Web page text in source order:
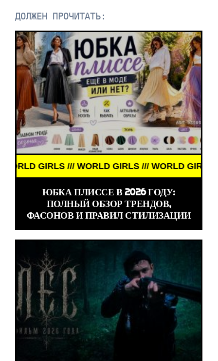
ДОЛЖЕН ПРОЧИТАТЬ:
GIRLS /// WORLD GIRLS ///
ЮБКА ПЛИССЕ В 2026 ГОДУ:
ПОЛНЫЙ ОБЗОР ТРЕНДОВ,
ФАСОНОВ И ПРАВИЛ СТИЛИЗАЦИИ